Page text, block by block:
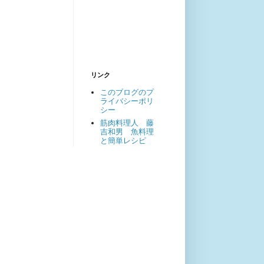
リンク
このブログのプ
ライバシーポリ
シー
筋肉料理人 藤
吉和男 魚料理
と簡単レシピ